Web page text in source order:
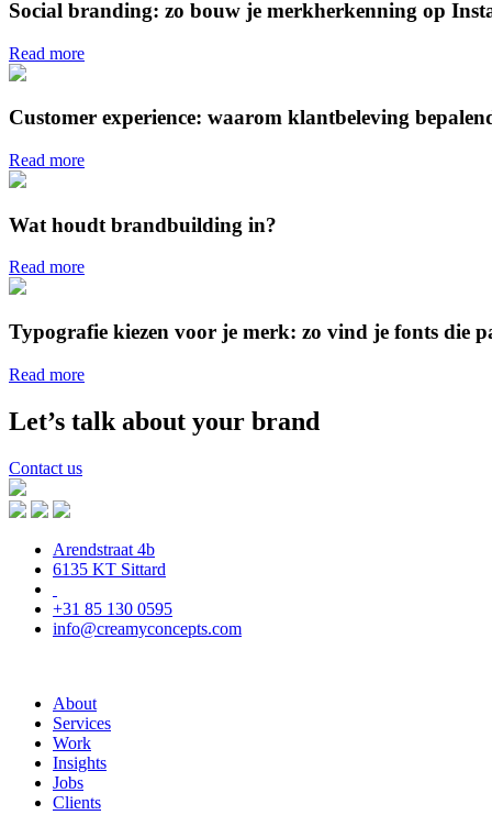
Social branding: zo bouw je merkherkenning op
Read more
Customer experience: waarom klantbeleving
Read more
Wat houdt brandbuilding in?
Read more
Typografie kiezen voor je merk: zo vind je fonts die
Read more
Let’s talk about your brand
Contact us
Arendstraat 4b
6135 KT Sittard
+31 85 130 0595
info@creamyconcepts.com
About
Services
Work
Insights
Jobs
Clients